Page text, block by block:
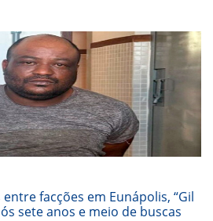
facções em Eunápolis, “Gil
sete anos e meio de buscas